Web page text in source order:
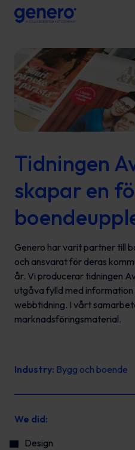
Tidningen
skapar en
Genero har varit partner till
och ansvarat för deras
år. Vi producerar tidningen
utgåva fylld med
webbtidning. I vårt
marknadsföringsmaterial.
Industry: Bygg och boende
We did:
Design